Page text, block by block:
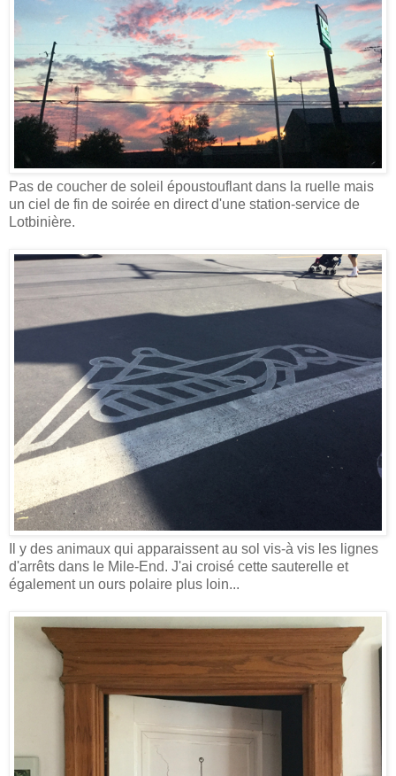
Pas de coucher de soleil époustouflant dans la ruelle mais
un ciel de fin de soirée en direct d'une station-service de
Lotbinière.
Il y des animaux qui apparaissent au sol vis-à vis les lignes
d'arrêts dans le Mile-End. J'ai croisé cette sauterelle et
également un ours polaire plus loin...